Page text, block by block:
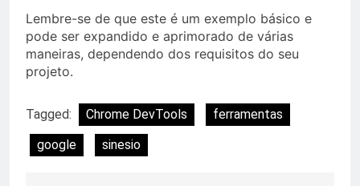
Lembre-se de que este é um exemplo básico e
pode ser expandido e aprimorado de várias
maneiras, dependendo dos requisitos do seu
projeto.
Tagged: Chrome DevTools
ferramentas
google
sinesio